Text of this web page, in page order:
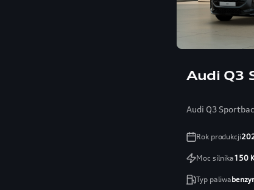
Audi Q3
Audi Q3
Rok produkcji
Moc silnika150
Typ paliwa